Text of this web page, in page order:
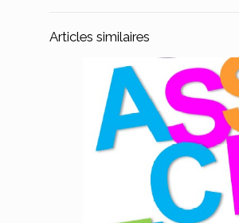
Articles similaires